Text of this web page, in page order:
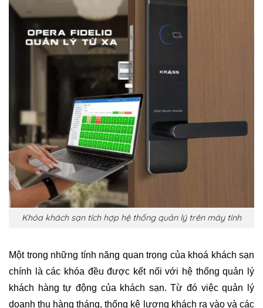
Khóa khách sạn tích hợp hệ thống quản lý trên máy tính
Một trong những tính năng quan trọng của khoá khách sạn
chính là các khóa đều được kết nối với hệ thống quản lý
khách hàng tự động của khách sạn. Từ đó việc quản lý
doanh thu hàng tháng, thống kê lượng khách ra vào và các